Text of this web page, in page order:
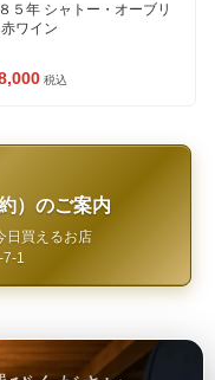
５年 シャトー・オーブリ
ワイン
税込
）のご案内
日買えるお店
7-1